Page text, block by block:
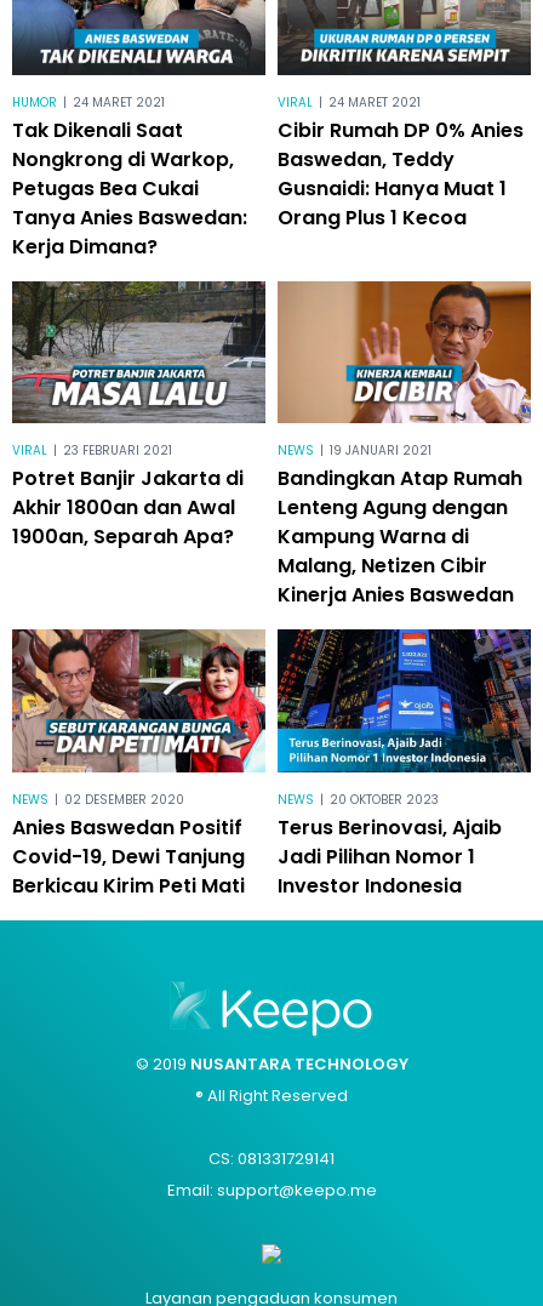
HUMOR | 24 MARET 2021
Tak Dikenali Saat
Nongkrong di Warkop,
Petugas Bea Cukai
Tanya Anies Baswedan:
Kerja Dimana?
VIRAL | 24 MARET 2021
Cibir Rumah DP 0% Anies
Baswedan, Teddy
Gusnaidi: Hanya Muat 1
Orang Plus 1 Kecoa
VIRAL | 23 FEBRUARI 2021
Potret Banjir Jakarta di
Akhir 1800an dan Awal
1900an, Separah Apa?
NEWS | 19 JANUARI 2021
Bandingkan Atap Rumah
Lenteng Agung dengan
Kampung Warna di
Malang, Netizen Cibir
Kinerja Anies Baswedan
NEWS | 02 DESEMBER 2020
Anies Baswedan Positif
Covid-19, Dewi Tanjung
Berkicau Kirim Peti Mati
NEWS | 20 OKTOBER 2023
Terus Berinovasi, Ajaib
Jadi Pilihan Nomor 1
Investor Indonesia
© 2019 NUSANTARA TECHNOLOGY
® All Right Reserved
CS: 081331729141
Email: support@keepo.me
Layanan pengaduan konsumen